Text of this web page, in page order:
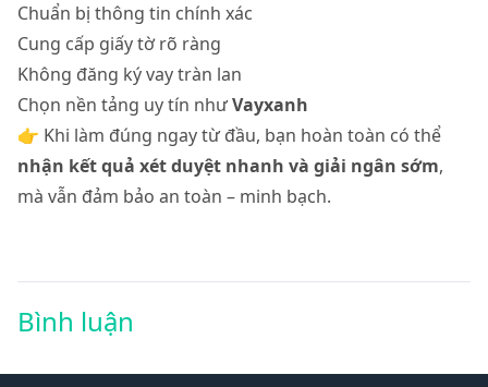
Chuẩn bị thông tin chính xác
Cung cấp giấy tờ rõ ràng
Không đăng ký vay tràn lan
Chọn nền tảng uy tín nhưVayxanh
👉 Khi làm đúng ngay từ đầu, bạn hoàn toàn có thể
nhận kết quả xét duyệt nhanh và giải ngân sớm,
mà vẫn đảm bảo an toàn – minh bạch.
Bình luận